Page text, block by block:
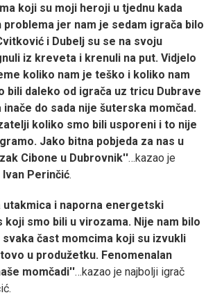
koji su moji heroji u tjednu kada
jer nam je sedam igrača bilo
i Dubelj su se na svoju
iz kreveta i krenuli na put. Vidjelo
koliko nam je teško i koliko nam
bili daleko od igrača uz tricu Dubrave
do sada nije šuterska momčad.
koliko smo bili usporeni i to nije
Jako bitna pobjeda za nas u
Cibone u Dubrovnik''…kazao je
Ivan Perinčić.
utakmica i naporna energetski
koji smo bili u virozama. Nije nam bilo
čast momcima koji su izvukli
u produžetku. Fenomenalan
momčadi''…kazao je najbolji igrač